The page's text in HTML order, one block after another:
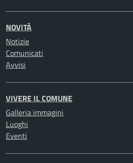
NOVITÀ
Notizie
Comunicati
Avvisi
VIVERE IL COMUNE
Galleria immagini
Luoghi
Eventi